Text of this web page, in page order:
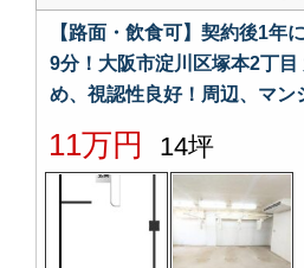
【路面・飲食可】契約後1年
9分！大阪市淀川区塚本2丁
め、視認性良好！周辺、マン
11万円 14坪